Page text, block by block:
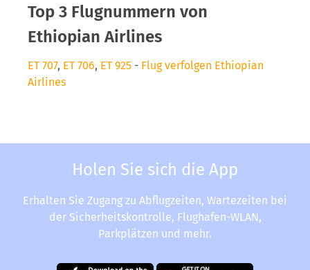
Top 3 Flugnummern von
Ethiopian Airlines
ET 707, ET 706, ET 925 - Flug verfolgen Ethiopian
Airlines
Holen Sie sich die App
Erhalten Sie Zugang zu Abflugzeiten, Wartezeiten bei
der Sicherheitskontrolle, Flughafen-WLAN,
Parkplätzen und mehr.